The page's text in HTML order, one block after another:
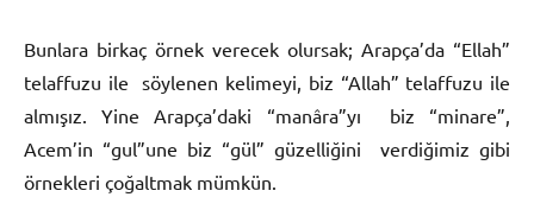
Bunlara birkaç örnek verecek olursak; Arapça’da “Ellah”
telaffuzu ile söylenen kelimeyi, biz “Allah” telaffuzu ile
almışız. Yine Arapça’daki “manâra”yı biz “minare”,
Acem’in “gul”une biz “gül” güzelliğini verdiğimiz gibi
örnekleri çoğaltmak mümkün.